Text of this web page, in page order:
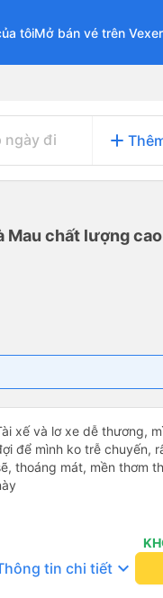
tôiMở bán vé trên
ngày đi add
chất lượng
xế và lơ xe dễ thương,
để mình ko trễ chuyến,
thoáng mát, mền thơm
tin chi tiết keyboard_arrow_down